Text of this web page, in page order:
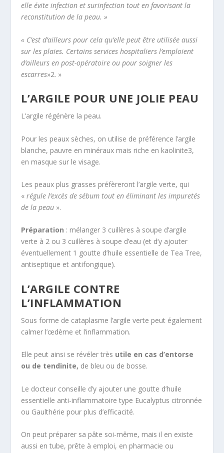
elle évite infection et surinfection tout en favorisant la
reconstitution de la peau. »
« C’est d’ailleurs pour cela qu’elle peut être utilisée aussi
sur les plaies. Certains services hospitaliers l’emploient
d’ailleurs en post-opératoire ou pour soigner les
escarres»2. »
L’ARGILE POUR UNE JOLIE PEAU
L’argile régénère la peau.
Pour les peaux sèches, on utilise de préférence l’argile
blanche, pauvre en minéraux mais riche en kaolinite3,
en masque sur le visage.
Les peaux plus grasses préfèreront l’argile verte, qui
«régule l’excès de sébum tout en éliminant les impuretés
de la peau ».
Préparation : mélanger 3 cuillères à soupe d’argile
verte à 2 ou 3 cuillères à soupe d’eau (et d’y ajouter
éventuellement 1 goutte d’huile essentielle de Tea Tree,
antiseptique et antifongique).
L’ARGILE CONTRE
L’INFLAMMATION
Sous forme de cataplasme l’argile verte peut également
calmer l’œdème et l’inflammation.
Elle peut ainsi se révéler très utile en cas d’entorse
ou de tendinite, de bleu ou de bosse.
Le docteur conseille d’y ajouter une goutte d’huile
essentielle anti-inflammatoire type Eucalyptus citronnée
ou Gaulthérie pour plus d’efficacité.
On peut préparer sa pâte soi-même, mais il en existe
aussi en tube, prête à emploi, en pharmacie ou